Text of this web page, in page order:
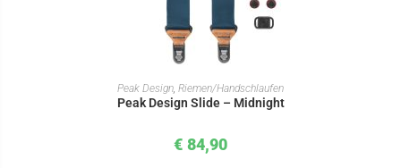
IN DEN WARENKORB
Peak Design, Riemen/Handschlaufen
Peak Design Slide – Midnight
€ 84,90